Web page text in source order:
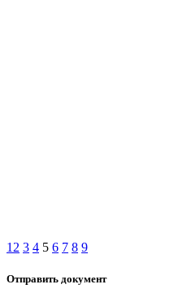
1 2 3 4 5 6 7 8 9
Отправить документ